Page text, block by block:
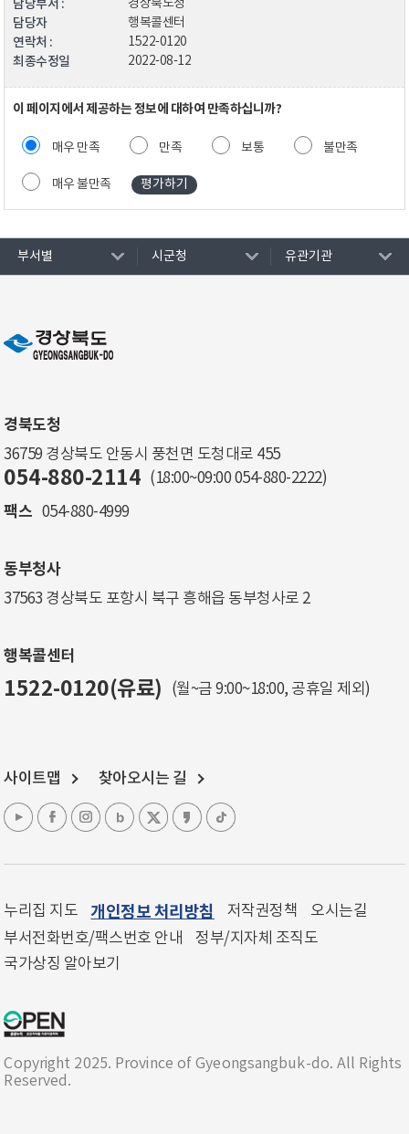
담당부서 : 경상북도청
담당자 행복콜센터
연락처 : 1522-0120
최종수정일 2022-08-12
이 페이지에서 제공하는 정보에 대하여 만족하십니까?
매우 만족 만족 보통 불만족
매우 불만족
부서별 시군청 유관기관
경북도청
36759 경상북도 안동시 풍천면 도청대로 455
054-880-2114 (18:00~09:00 054-880-2222)
팩스 054-880-4999
동부청사
37563 경상북도 포항시 북구 흥해읍 동부청사로 2
행복콜센터
1522-0120(유료) (월~금 9:00~18:00, 공휴일 제외)
사이트맵 찾아오시는 길
누리집 지도 개인정보 처리방침 저작권정책
오시는길
부서전화번호/팩스번호 안내
정부/지자체 조직도
국가상징 알아보기
Copyright 2025. Province of Gyeongsangbuk-do. All Rights
Reserved.